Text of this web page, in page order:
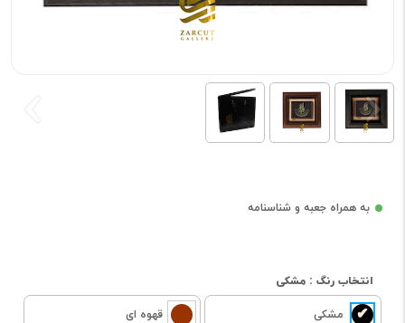
به همراه جعبه و شناسنامه
انتخاب رنگ : مشکی
مشکی قهوه ای